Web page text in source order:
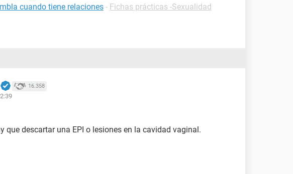
cuando tiene relaciones - Fichas prácticas -Sexualidad
16.358
que descartar una EPI o lesiones en la cavidad vaginal.